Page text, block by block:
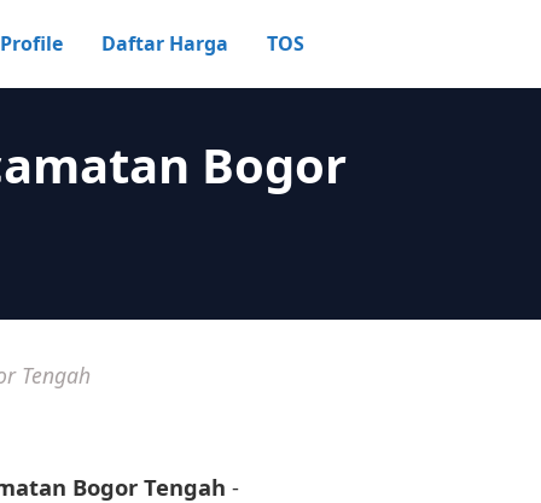
Profile Daftar Harga TOS
Bogor
Tengah
Bogor Tengah -